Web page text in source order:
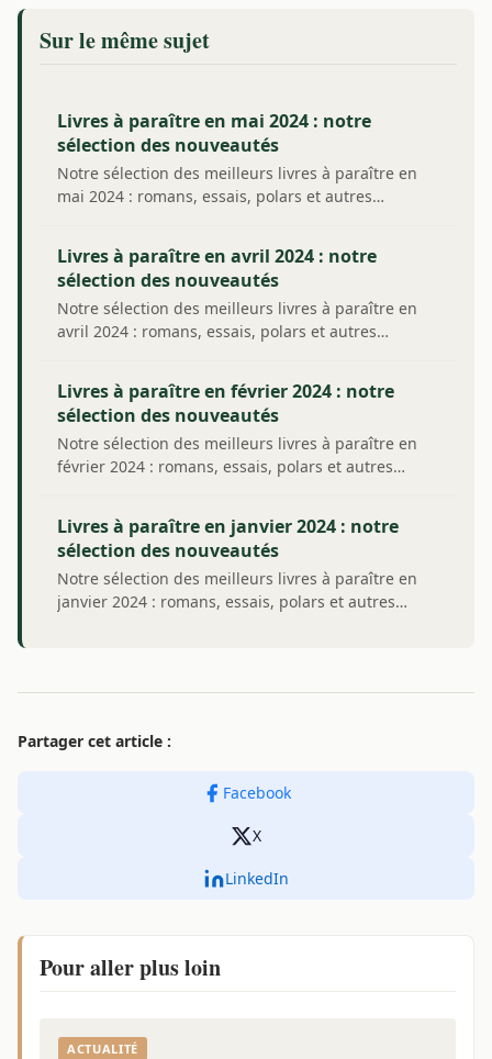
Sur le même sujet
Livres à paraître en mai 2024 : notre
sélection des nouveautés
Notre sélection des meilleurs livres à paraître en
mai 2024 : romans, essais, polars et autres…
Livres à paraître en avril 2024 : notre
sélection des nouveautés
Notre sélection des meilleurs livres à paraître en
avril 2024 : romans, essais, polars et autres…
Livres à paraître en février 2024 : notre
sélection des nouveautés
Notre sélection des meilleurs livres à paraître en
février 2024 : romans, essais, polars et autres…
Livres à paraître en janvier 2024 : notre
sélection des nouveautés
Notre sélection des meilleurs livres à paraître en
janvier 2024 : romans, essais, polars et autres…
Partager cet article :
Facebook
X
LinkedIn
Pour aller plus loin
ACTUALITÉ